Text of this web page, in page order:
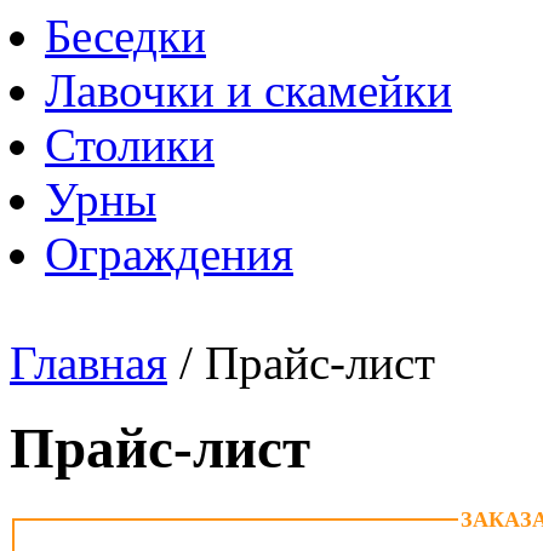
Беседки
Лавочки и скамейки
Столики
Урны
Ограждения
Главная / Прайс-лист
Прайс-лист